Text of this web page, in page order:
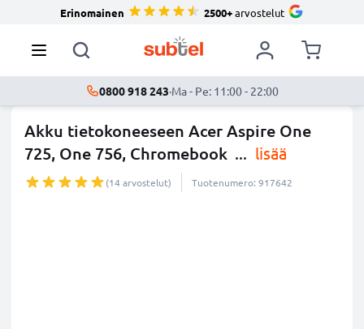
Erinomainen 2500+arvostelut
0800 918 243·Ma - Pe: 11:00 - 22:00
Akku tietokoneeseen Acer Aspire One
725, One 756, Chromebook ... lisää
(14 arvostelut) Tuotenumero: 917642